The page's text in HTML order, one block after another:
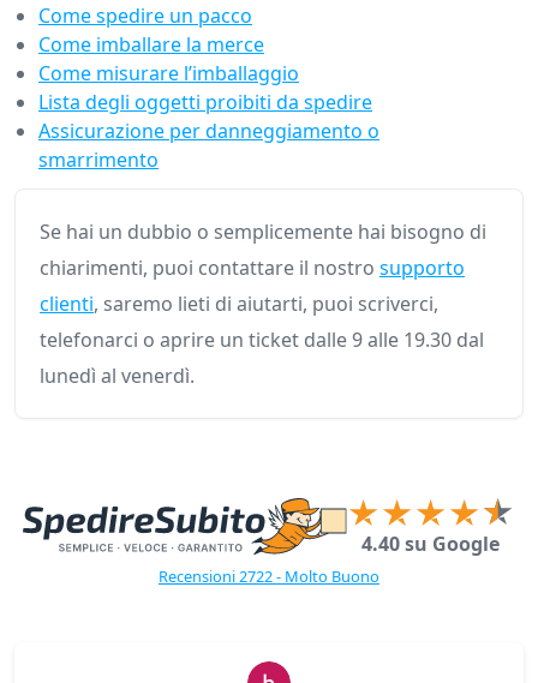
Come spedire un pacco
Come imballare la merce
Come misurare l’imballaggio
Lista degli oggetti proibiti da spedire
Assicurazione per danneggiamento o
smarrimento
Se hai un dubbio o semplicemente hai bisogno di
chiarimenti, puoi contattare il nostro supporto
clienti, saremo lieti di aiutarti, puoi scriverci,
telefonarci o aprire un ticket dalle 9 alle 19.30 dal
lunedì al venerdì.
4.40 su Google
Recensioni 2722 - Molto Buono